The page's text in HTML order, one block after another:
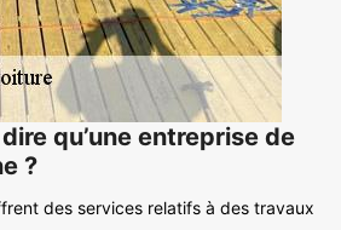
qu’une entreprise de
?
des services relatifs à des travaux